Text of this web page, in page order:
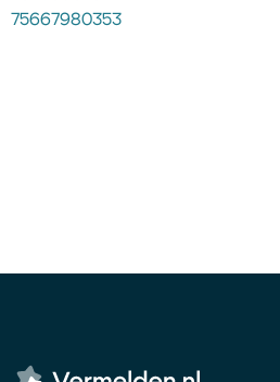
75667980353